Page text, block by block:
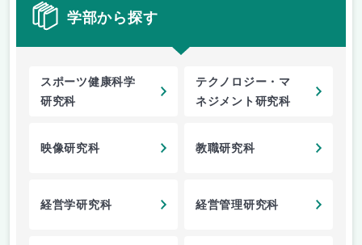
学部から探す
スポーツ健康科学
研究科
テクノロジー・マ
ネジメント研究科
映像研究科 教職研究科
経営学研究科 経営管理研究科